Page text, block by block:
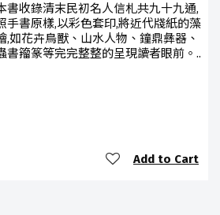
書收錄清末民初名人信札共九十九通,
手書原樣,以彩色套印,將近代牋紙的藻
,如花卉鳥獸、山水人物、鐘鼎彝器、
書籀篆等完完整整的呈現讀者眼前。..
Add to Cart